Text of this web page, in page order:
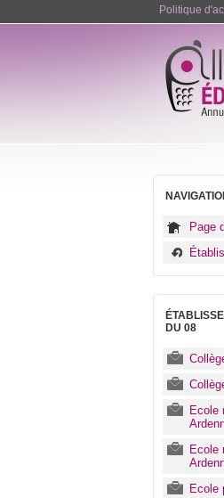
Politique
Page
DU 08
Ecole
Ecole
Ecole